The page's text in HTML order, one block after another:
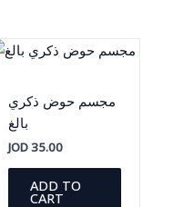
مجسم حوض ذكري
بالغ
JOD35.00
ADD TO
CART